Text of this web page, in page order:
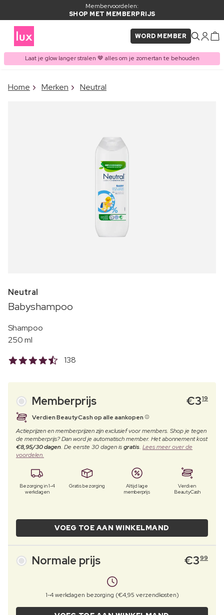
Membervoordelen:
SHOP MET MEMBERPRIJS
WORD MEMBER
Laat je glow langer stralen 🤎 alles om je zomertan te behouden
ITEM TOEGEVOEGD AAN
Home Merken Neutral
Neutral
Babyshampoo
Shampoo
250 ml
138
Memberprijs €319
Verdien BeautyCash op alle aankopen
Actieprijzen en memberprijzen zijn exclusief voor members. Shop je tegen
de memberprijs? Dan word je automatisch member. Het abonnement kost
€8,95/30 dagen. De eerste 30 dagen isgratis. Lees meer over de
voordelen.
Bezorging in 1-4
werkdagen
Gratis bezorging
Altijd lage
memberprijs
Verdien
BeautyCash
VOEG TOE AAN WINKELMAND
Normale prijs €399
1-4 werkdagen bezorging (€4,95 verzendkosten)